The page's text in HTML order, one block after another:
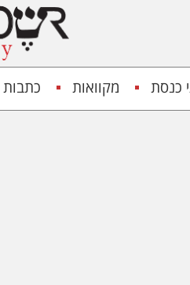
כנסת מקוואות כתבות